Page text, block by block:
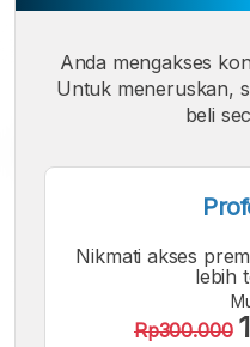
Anda mengakses
Untuk meneruskan,
beli
Nikmati akses
lebih
Rp300.000